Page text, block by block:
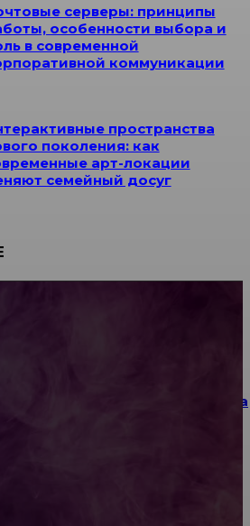
серверы: принципы
особенности выбора и
в современной
коммуникации
пространства
поколения: как
арт-локации
семейный досуг
для проведения корпоратива